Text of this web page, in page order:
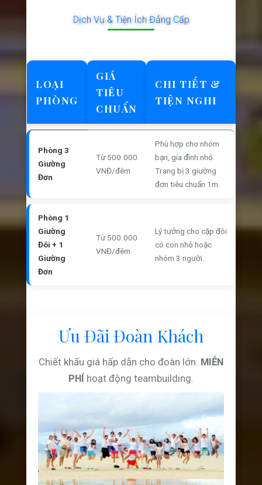
Dịch Vụ & Tiện Ích Đẳng Cấp
LOẠI
PHÒNG
GIÁ
TIÊU
CHUẨN
CHI TIẾT &
TIỆN NGHI
Phòng 3
Giường
Đơn
Từ 500.000
VNĐ/đêm
Phù hợp cho nhóm
bạn, gia đình nhỏ.
Trang bị 3 giường
đơn tiêu chuẩn 1m.
Phòng 1
Giường
Đôi + 1
Giường
Đơn
Từ 500.000
VNĐ/đêm
Lý tưởng cho cặp đôi
có con nhỏ hoặc
nhóm 3 người.
Ưu Đãi Đoàn Khách
Chiết khấu giá hấp dẫn cho đoàn lớn. MIỄN
PHÍ hoạt động teambuilding.